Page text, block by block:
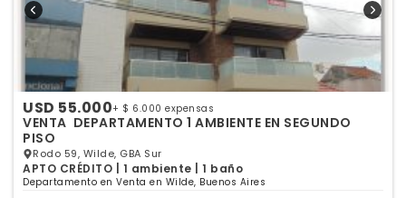
USD 55.000+ $ 6.000 expensas
VENTA DEPARTAMENTO 1 AMBIENTE EN SEGUNDO
PISO
Rodo 59, Wilde, GBA Sur
APTO CRÉDITO | 1 ambiente | 1 baño
Departamento en Venta en Wilde, Buenos Aires